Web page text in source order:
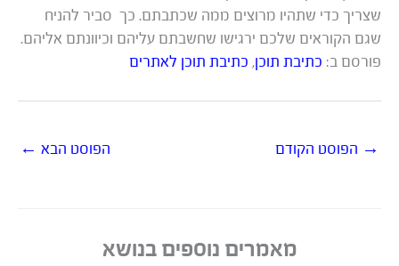
שצריך כדי שתהיו מרוצים ממה שכתבתם. כך סביר להניח
שגם הקוראים שלכם ירגישו שחשבתם עליהם וכיוונתם אליהם.
פורסם ב: כתיבת תוכן, כתיבת תוכן לאתרים
→ הפוסט הקודם הפוסט הבא ←
מאמרים נוספים בנושא